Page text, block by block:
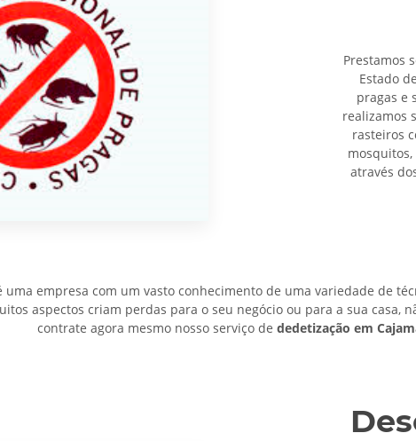
Prestamos
Estado
pragas e
realizamos
rasteiros
através
uma empresa com um vasto conhecimento de uma variedade de
aspectos criam perdas para o seu negócio ou para a sua casa,
contrate agora mesmo nosso serviço de dedetização em